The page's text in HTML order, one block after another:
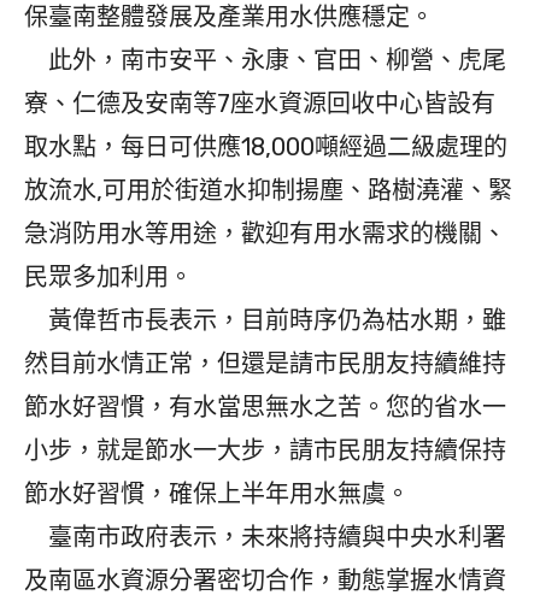
保臺南整體發展及產業用水供應穩定。
此外，南市安平、永康、官田、柳營、虎尾
寮、仁德及安南等7座水資源回收中心皆設有
取水點，每日可供應18,000噸經過二級處理的
放流水,可用於街道水抑制揚塵、路樹澆灌、緊
急消防用水等用途，歡迎有用水需求的機關、
民眾多加利用。
黃偉哲市長表示，目前時序仍為枯水期，雖
然目前水情正常，但還是請市民朋友持續維持
節水好習慣，有水當思無水之苦。您的省水一
小步，就是節水一大步，請市民朋友持續保持
節水好習慣，確保上半年用水無虞。
臺南市政府表示，未來將持續與中央水利署
及南區水資源分署密切合作，動態掌握水情資